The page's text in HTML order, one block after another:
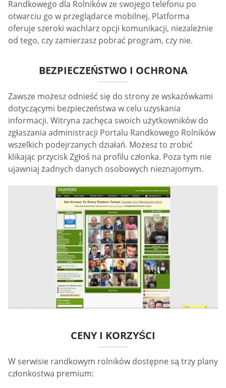
Randkowego dla Rolników ze swojego telefonu po
otwarciu go w przeglądarce mobilnej. Platforma
oferuje szeroki wachlarz opcji komunikacji, niezależnie
od tego, czy zamierzasz pobrać program, czy nie.
BEZPIECZEŃSTWO I OCHRONA
Zawsze możesz odnieść się do strony ze wskazówkami
dotyczącymi bezpieczeństwa w celu uzyskania
informacji. Witryna zachęca swoich użytkowników do
zgłaszania administracji Portalu Randkowego Rolników
wszelkich podejrzanych działań. Możesz to zrobić
klikając przycisk Zgłoś na profilu członka. Poza tym nie
ujawniaj żadnych danych osobowych nieznajomym.
CENY I KORZYŚCI
W serwisie randkowym rolników dostępne są trzy plany
członkostwa premium: